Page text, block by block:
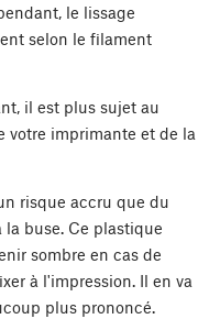
le lissage
selon le filament
il est plus sujet au
votre imprimante et de la
risque accru que du
buse. Ce plastique
sombre en cas de
à l'impression. Il en va
plus prononcé.